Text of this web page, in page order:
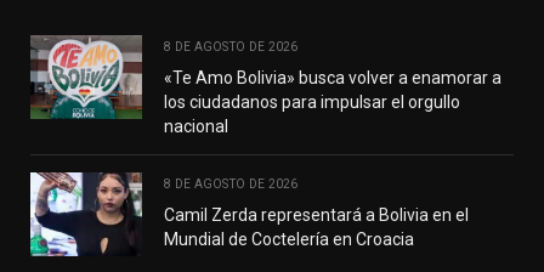
8 DE AGOSTO DE 2026
«Te Amo Bolivia» busca volver a enamorar a
los ciudadanos para impulsar el orgullo
nacional
8 DE AGOSTO DE 2026
Camil Zerda representará a Bolivia en el
Mundial de Coctelería en Croacia